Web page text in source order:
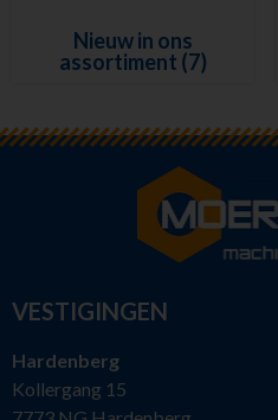
Nieuw in ons
assortiment (7)
VESTIGINGEN
Hardenberg
Kollergang 15